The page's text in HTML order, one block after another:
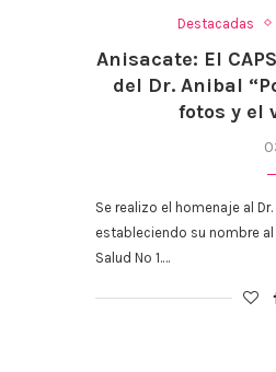
Destacadas
Anisacate: El
del Dr. Anibal
fotos y el
Se realizo el homenaje al Dr.
estableciendo su nombre
Salud Nº 1.…